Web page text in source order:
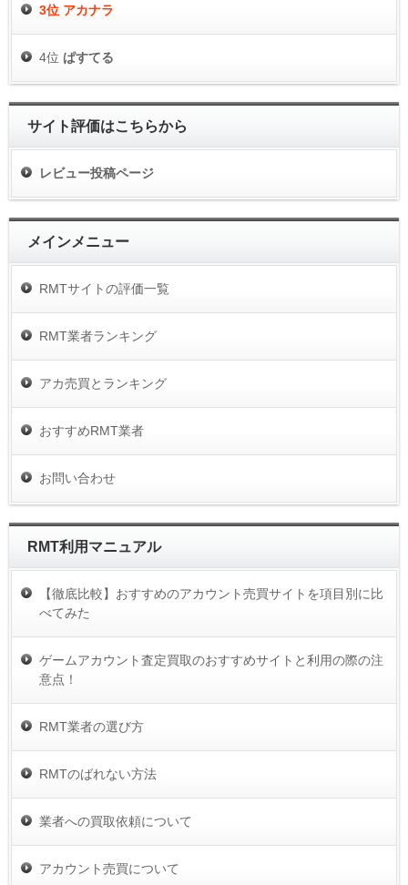
3位 アカナラ
4位 ぱすてる
サイト評価はこちらから
レビュー投稿ページ
メインメニュー
RMTサイトの評価一覧
RMT業者ランキング
アカ売買とランキング
おすすめRMT業者
お問い合わせ
RMT利用マニュアル
【徹底比較】おすすめのアカウント売買サイトを項目別に比
べてみた
ゲームアカウント査定買取のおすすめサイトと利用の際の注
意点！
RMT業者の選び方
RMTのばれない方法
業者への買取依頼について
アカウント売買について